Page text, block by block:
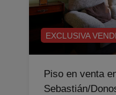
EXCLUSIVA
Piso en venta
Sebastián/